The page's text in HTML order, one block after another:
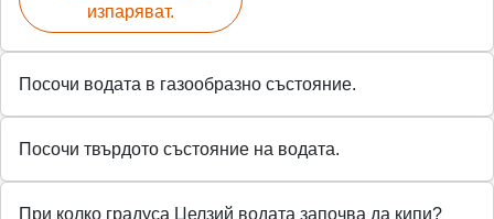
изпаряват.
Посочи водата в газообразно състояние.
Посочи твърдото състояние на водата.
При колко градуса Целзий водата започва да кипи?